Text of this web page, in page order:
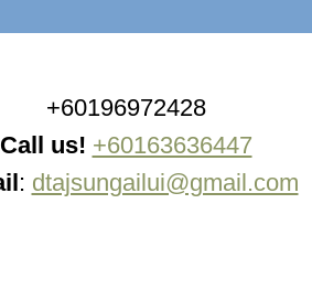
+60196972428
Call us! +60163636447
: dtajsungailui@gmail.com